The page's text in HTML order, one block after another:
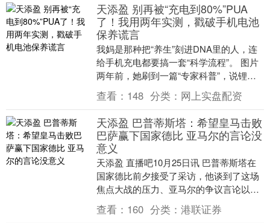
天添盈 别再被“充电到80%”PUA
了！我用两年实测，戳破手机电池
保养谎言
我妈是那种把“养生”刻进DNA里的人，连
给手机充电都要搞一套“科学流程”。 图片
两年前，她刷到一篇“专家科普”，说锂电
池不能充满，充到80%拔插头，电池能用
十....
查看： 148 分类： 网上实盘配资
天添盈 巴普蒂斯塔：希望皇马击败
巴萨赢下国家德比 亚马尔的言论没
意义
天添盈 直播吧10月25日讯 巴普蒂斯塔在
国家德比前夕接受了采访，他谈到了这场
焦点大战的压力、亚马尔的争议言论以及
皇马目前的状态等话题。 问： 踢国家德比
和赛前....
查看： 160 分类： 港联证券